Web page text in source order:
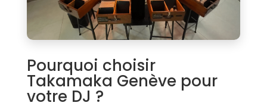
Pourquoi choisir
Takamaka Genève pour
votre DJ ?